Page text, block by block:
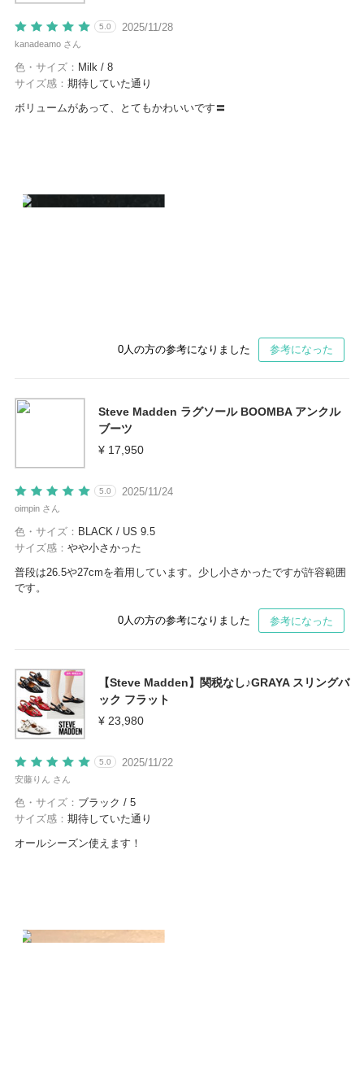
2025/11/28
5.0
kanadeamo さん
色・サイズ： Milk / 8
サイズ感： 期待していた通り
ボリュームがあって、とてもかわいいです〓
0 人の方の参考になりました 参考になった
Steve Madden ラグソール BOOMBA アンクル
ブーツ
¥ 17,950
2025/11/24
5.0
oimpin さん
色・サイズ： BLACK / US 9.5
サイズ感： やや小さかった
普段は26.5や27cmを着用しています。少し小さかったですが許容範囲
です。
0人の方の参考になりました 参考になった
【Steve Madden】関税なし♪GRAYA スリングバ
ック フラット
¥ 23,980
2025/11/22
5.0
安藤りん さん
色・サイズ： ブラック / 5
サイズ感： 期待していた通り
オールシーズン使えます！